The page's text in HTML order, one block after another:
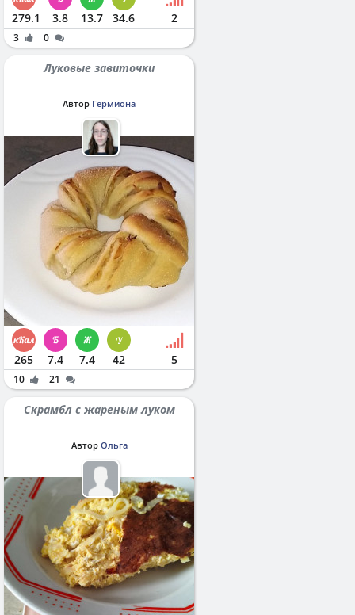
279.1 3.8 13.7 34.6 2
3 0
Луковые завиточки
Автор Гермиона
265 7.4 7.4 42 5
10 21
Скрамбл с жареным луком
Автор Ольга